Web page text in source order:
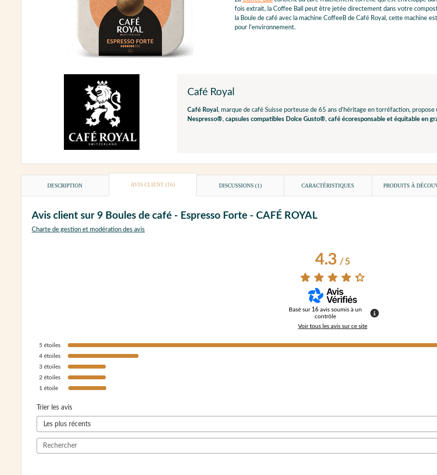
fois extrait, la Coffee Ball peut être jetée directement dans votre
la Boule de café avec la machine CoffeeB de Café Royal, cette machine
pour l'environnement.
Café Royal
Café Royal , marque de café Suisse porteuse de 65 ans d’héritage en torréfaction,
Nespresso®, capsules compatibles Dolce Gusto®, café écoresponsable et équitable en
DESCRIPTION AVIS CLIENT (16) DISCUSSIONS (1) CARACTÉRISTIQUES PRODUITS À
Avis client sur 9 Boules de café - Espresso Forte - CAFÉ ROYAL
Charte de gestion et modération des avis
4.3/ 5
Basé sur 16 avis soumis à un
contrôle
Voir tous les avis sur ce site
5 étoiles
4 étoiles
3 étoiles
2 étoiles
1 étoile
Trier les avis